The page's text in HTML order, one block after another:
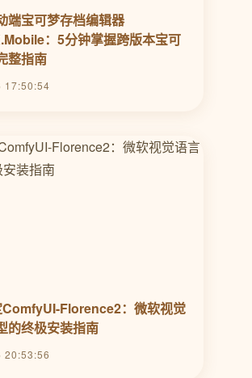
端宝可梦存档编辑器
：5分钟掌握跨版本宝可
整指南
17:50:54
Florence2：微软视觉
的终极安装指南
20:53:56